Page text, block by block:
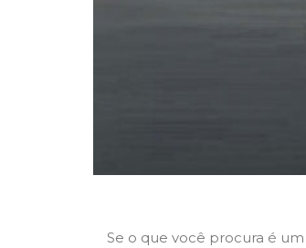
Se o que você procura é um